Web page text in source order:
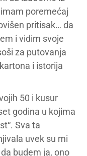
poremećaj
pritisak… da
i vidim svoje
za putovanja
i istorija
50 i kusur
godina u kojima
Sva ta
uvek su mi
budem ja, ono